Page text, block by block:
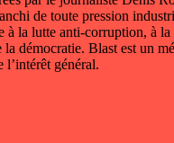
de toute pression
à la lutte anti-corruption, à la
la démocratie. Blast est un
l’intérêt général.